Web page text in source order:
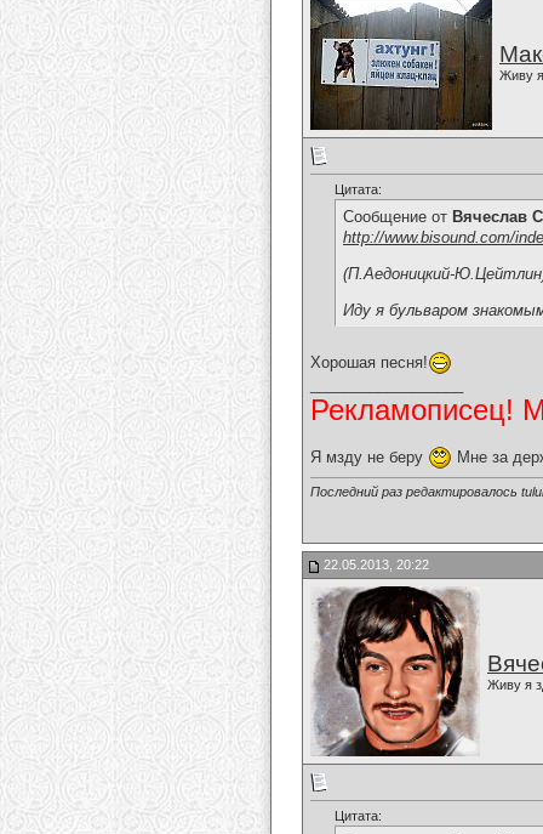
Живу
Цитата:
Сообщение от Вячеслав
http://www.bisound.com/
(П.Аедоницкий-
Иду я бульваром
Хорошая песня!
Рекламописец!
Я мзду не беру Мне за
Последний раз редактировалось
22.05.2013, 20:22
Живу я
Цитата: